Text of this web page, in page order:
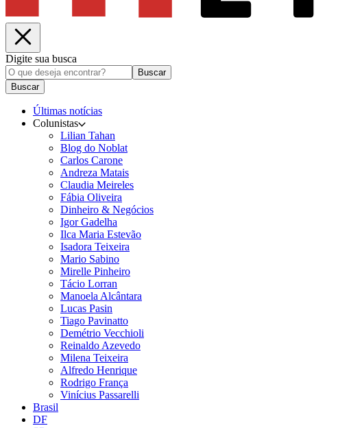
Digite sua busca
Buscar
Buscar
Últimas notícias
Colunistas
Lilian Tahan
Blog do Noblat
Carlos Carone
Andreza Matais
Claudia Meireles
Fábia Oliveira
Dinheiro & Negócios
Igor Gadelha
Ilca Maria Estevão
Isadora Teixeira
Mario Sabino
Mirelle Pinheiro
Tácio Lorran
Manoela Alcântara
Lucas Pasin
Tiago Pavinatto
Demétrio Vecchioli
Reinaldo Azevedo
Milena Teixeira
Alfredo Henrique
Rodrigo França
Vinícius Passarelli
Brasil
DF